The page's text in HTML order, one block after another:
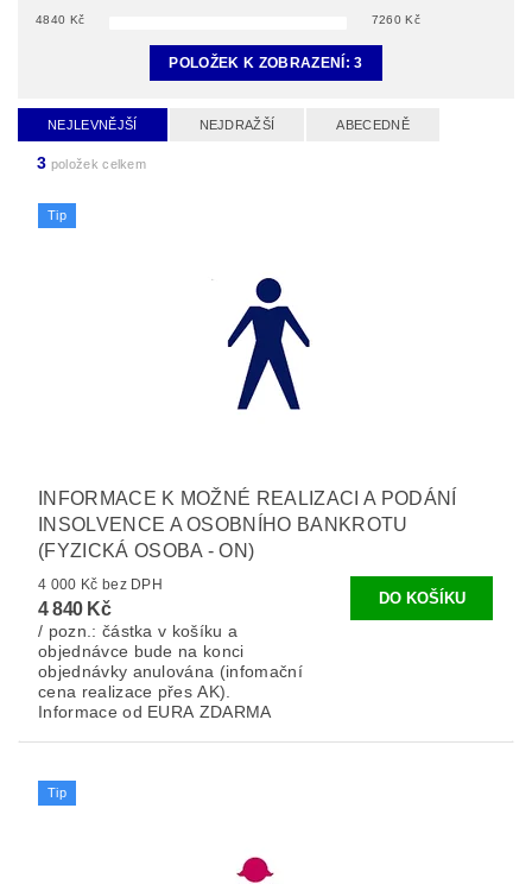
4840 Kč 7260 Kč
POLOŽEK K ZOBRAZENÍ:3
NEJLEVNĚJŠÍ NEJDRAŽŠÍ ABECEDNĚ
3 položek celkem
Tip
INFORMACE K MOŽNÉ REALIZACI A PODÁNÍ
INSOLVENCE A OSOBNÍHO BANKROTU
(FYZICKÁ OSOBA - ON)
4 000 Kč bez DPH
4 840 Kč
/ pozn.: částka v košíku a
objednávce bude na konci
objednávky anulována (infomační
cena realizace přes AK).
Informace od EURA ZDARMA
Tip